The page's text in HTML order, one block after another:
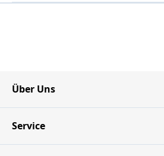
Über Uns
Service